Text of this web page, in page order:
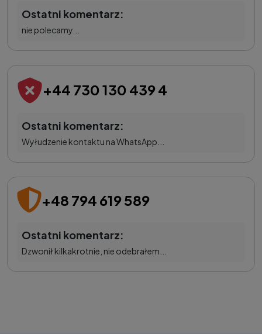
Ostatni komentarz:
nie polecamy...
+44 730 130 439 4
Ostatni komentarz:
Wyłudzenie kontaktu na WhatsApp...
+48 794 619 589
Ostatni komentarz:
Dzwonił kilkakrotnie, nie odebrałem...